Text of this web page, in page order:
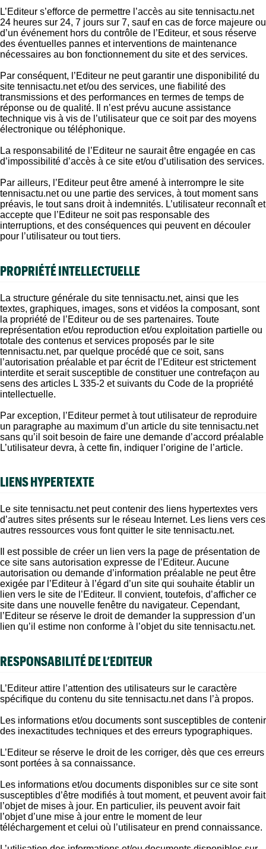
L’Editeur s’efforce de permettre l’accès au site tennisactu.net
24 heures sur 24, 7 jours sur 7, sauf en cas de force majeure ou
d’un événement hors du contrôle de l’Editeur, et sous réserve
des éventuelles pannes et interventions de maintenance
nécessaires au bon fonctionnement du site et des services.
Par conséquent, l’Editeur ne peut garantir une disponibilité du
site tennisactu.net et/ou des services, une fiabilité des
transmissions et des performances en termes de temps de
réponse ou de qualité. Il n’est prévu aucune assistance
technique vis à vis de l’utilisateur que ce soit par des moyens
électronique ou téléphonique.
La responsabilité de l’Editeur ne saurait être engagée en cas
d’impossibilité d’accès à ce site et/ou d’utilisation des services.
Par ailleurs, l’Editeur peut être amené à interrompre le site
tennisactu.net ou une partie des services, à tout moment sans
préavis, le tout sans droit à indemnités. L’utilisateur reconnaît et
accepte que l’Editeur ne soit pas responsable des
interruptions, et des conséquences qui peuvent en découler
pour l’utilisateur ou tout tiers.
PROPRIÉTÉ INTELLECTUELLE
La structure générale du site tennisactu.net, ainsi que les
textes, graphiques, images, sons et vidéos la composant, sont
la propriété de l’Editeur ou de ses partenaires. Toute
représentation et/ou reproduction et/ou exploitation partielle ou
totale des contenus et services proposés par le site
tennisactu.net, par quelque procédé que ce soit, sans
l’autorisation préalable et par écrit de l’Editeur est strictement
interdite et serait susceptible de constituer une contrefaçon au
sens des articles L 335-2 et suivants du Code de la propriété
intellectuelle.
Par exception, l’Editeur permet à tout utilisateur de reproduire
un paragraphe au maximum d’un article du site tennisactu.net
sans qu’il soit besoin de faire une demande d’accord préalable
L’utilisateur devra, à cette fin, indiquer l’origine de l’article.
LIENS HYPERTEXTE
Le site tennisactu.net peut contenir des liens hypertextes vers
d’autres sites présents sur le réseau Internet. Les liens vers ces
autres ressources vous font quitter le site tennisactu.net.
Il est possible de créer un lien vers la page de présentation de
ce site sans autorisation expresse de l’Editeur. Aucune
autorisation ou demande d’information préalable ne peut être
exigée par l’Editeur à l’égard d’un site qui souhaite établir un
lien vers le site de l’Editeur. Il convient, toutefois, d’afficher ce
site dans une nouvelle fenêtre du navigateur. Cependant,
l’Editeur se réserve le droit de demander la suppression d’un
lien qu’il estime non conforme à l’objet du site tennisactu.net.
RESPONSABILITÉ DE L’EDITEUR
L’Editeur attire l’attention des utilisateurs sur le caractère
spécifique du contenu du site tennisactu.net dans l’à propos.
Les informations et/ou documents sont susceptibles de contenir
des inexactitudes techniques et des erreurs typographiques.
L’Editeur se réserve le droit de les corriger, dès que ces erreurs
sont portées à sa connaissance.
Les informations et/ou documents disponibles sur ce site sont
susceptibles d’être modifiés à tout moment, et peuvent avoir fait
l’objet de mises à jour. En particulier, ils peuvent avoir fait
l’objet d’une mise à jour entre le moment de leur
téléchargement et celui où l’utilisateur en prend connaissance.